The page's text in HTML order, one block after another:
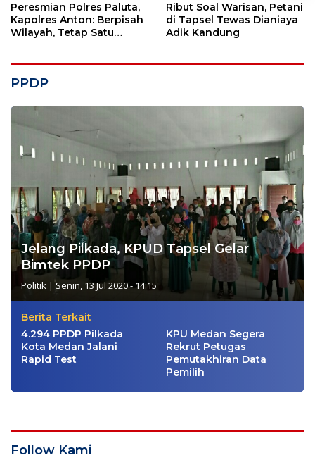
Peresmian Polres Paluta,
Kapolres Anton: Berpisah
Wilayah, Tetap Satu
Ribut Soal Warisan, Petani
di Tapsel Tewas Dianiaya
Adik Kandung
PPDP
Jelang Pilkada, KPUD Tapsel Gelar
Bimtek PPDP
Politik |Senin, 13 Jul 2020 - 14:15
Berita Terkait
4.294 PPDP Pilkada
Kota Medan Jalani
Rapid Test
KPU Medan Segera
Rekrut Petugas
Pemutakhiran Data
Pemilih
Follow Kami